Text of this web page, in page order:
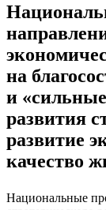
на
и
развития
развитие
качество
Национальные